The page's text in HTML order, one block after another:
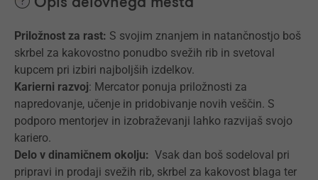
Priložnost za rast: S svojim znanjem in natančnostjo boš
skrbel za kakovostno ponudbo svežih rib in svetoval
kupcem pri izbiri najboljših izdelkov.
Karierni razvoj: Mercator ponuja priložnosti za
napredovanje, učenje in pridobivanje novih veščin. S
podporo mentorjev in izobraževanji lahko razvijaš svojo
kariero.
Delo v dinamičnem okolju: Vsak dan boš sodeloval pri
pripravi in prodaji svežih rib, skrbel za kakovost blaga ter